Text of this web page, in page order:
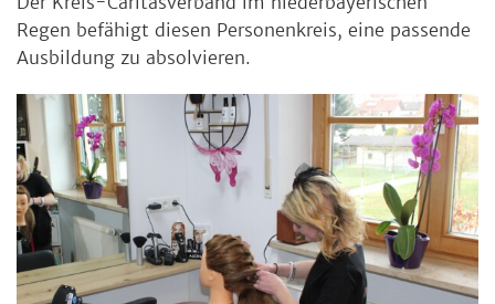
Regen befähigt diesen Personenkreis, eine passende
Ausbildung zu absolvieren.